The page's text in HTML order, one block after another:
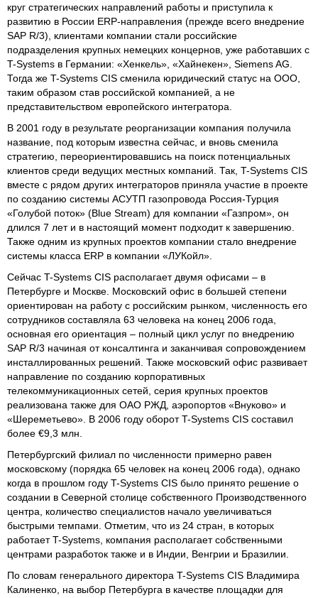
круг стратегических направлений работы и приступила к
развитию в России ERP-направления (прежде всего внедрение
SAP R/3), клиентами компании стали российские
подразделения крупных немецких концернов, уже работавших с
T-Systems в Германии: «Хенкель», «Хайнекен», Siemens AG.
Тогда же T-Systems CIS сменила юридический статус на ООО,
таким образом став российской компанией, а не
представительством европейского интегратора.
В 2001 году в результате реорганизации компания получила
название, под которым известна сейчас, и вновь сменила
стратегию, переориентировавшись на поиск потенциальных
клиентов среди ведущих местных компаний. Так, T-Systems CIS
вместе с рядом других интеграторов приняла участие в проекте
по созданию системы АСУТП газопровода Россия-Турция
«Голубой поток» (Blue Stream) для компании «Газпром», он
длился 7 лет и в настоящий момент подходит к завершению.
Также одним из крупных проектов компании стало внедрение
системы класса ERP в компании «ЛУКойл».
Сейчас T-Systems CIS располагает двумя офисами – в
Петербурге и Москве. Московский офис в большей степени
ориентирован на работу с российским рынком, численность его
сотрудников составляла 63 человека на конец 2006 года,
основная его ориентация – полный цикл услуг по внедрению
SAP R/3 начиная от консалтинга и заканчивая сопровождением
инсталлированных решений. Также московский офис развивает
направление по созданию корпоративных
телекоммуникационных сетей, серия крупных проектов
реализована также для ОАО РЖД, аэропортов «Внуково» и
«Шереметьево». В 2006 году оборот T-Systems CIS составил
более €9,3 млн.
Петербургский филиал по численности примерно равен
московскому (порядка 65 человек на конец 2006 года), однако
когда в прошлом году T-Systems CIS было принято решение о
создании в Северной столице собственного Производственного
центра, количество специалистов начало увеличиваться
быстрыми темпами. Отметим, что из 24 стран, в которых
работает T-Systems, компания располагает собственными
центрами разработок также и в Индии, Венгрии и Бразилии.
По словам генерального директора T-Systems CIS Владимира
Калиненко, на выбор Петербурга в качестве площадки для